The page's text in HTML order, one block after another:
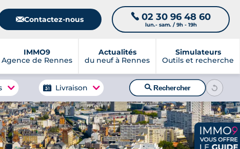
📧Contactez-nous 📞 02 30 96 48 60
lun.- sam. / 9h - 19h
IMMO9
Agence de Rennes
Actualités
du neuf à Rennes
Simulateurs
Outils et recherche
Livraison 🔍Rechercher